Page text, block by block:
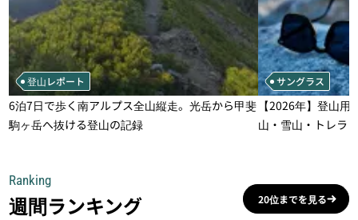
登山レポート
6泊7日で歩く南アルプス全山縦走。光岳から甲斐
駒ヶ岳へ抜ける登山の記録
サングラス
【2026年】登山
山・雪山・トレラ
Ranking
週間ランキング 20位までを見る